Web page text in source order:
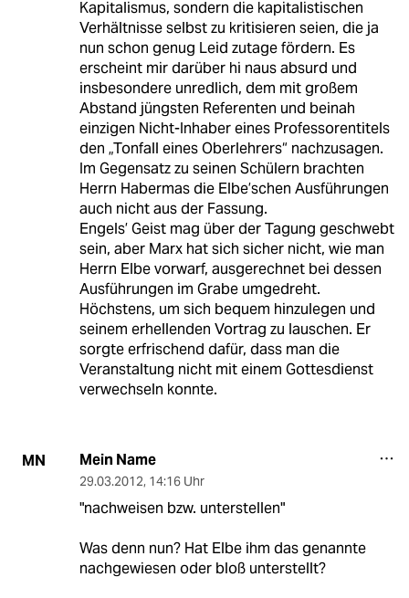
Kapitalismus, sondern die kapitalistischen
Verhältnisse selbst zu kritisieren seien, die ja
nun schon genug Leid zutage fördern. Es
erscheint mir darüber hi naus absurd und
insbesondere unredlich, dem mit großem
Abstand jüngsten Referenten und beinah
einzigen Nicht-Inhaber eines Professorentitels
den „Tonfall eines Oberlehrers“ nachzusagen.
Im Gegensatz zu seinen Schülern brachten
Herrn Habermas die Elbe’schen Ausführungen
auch nicht aus der Fassung.
Engels’ Geist mag über der Tagung geschwebt
sein, aber Marx hat sich sicher nicht, wie man
Herrn Elbe vorwarf, ausgerechnet bei dessen
Ausführungen im Grabe umgedreht.
Höchstens, um sich bequem hinzulegen und
seinem erhellenden Vortrag zu lauschen. Er
sorgte erfrischend dafür, dass man die
Veranstaltung nicht mit einem Gottesdienst
verwechseln konnte.
MN Mein Name
29.03.2012, 14:16 Uhr
"nachweisen bzw. unterstellen"
Was denn nun? Hat Elbe ihm das genannte
nachgewiesen oder bloß unterstellt?